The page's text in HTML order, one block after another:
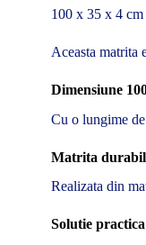
100 x 35 x 4 cm
Aceasta matrita
Dimensiune
Cu o lungime
Matrita
Realizata din
Solutie